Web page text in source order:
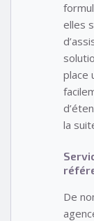
elles
place
la
De